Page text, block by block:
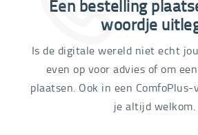
03 292
Een bestelling
woordje
Is de digitale wereld niet echt
even op voor advies of om
plaatsen. Ook in een
je altijd welkom.